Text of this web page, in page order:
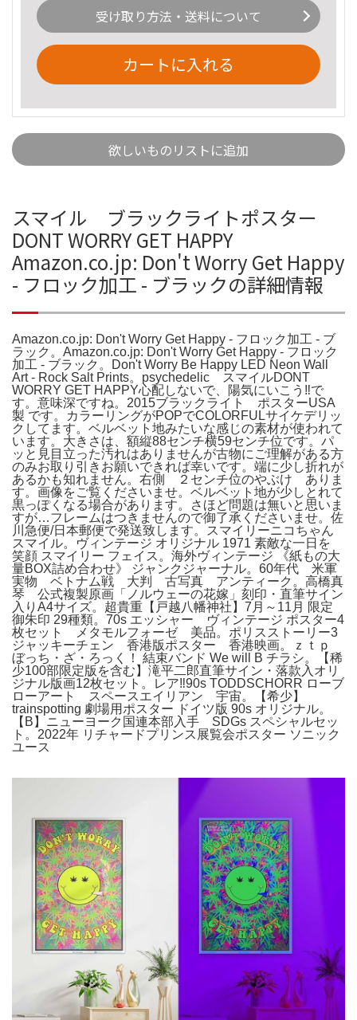
受け取り方法・送料について
カートに入れる
欲しいものリストに追加
スマイル ブラックライトポスター
DONT WORRY GET HAPPY
Amazon.co.jp: Don't Worry Get Happy
- フロック加工 - ブラックの詳細情報
Amazon.co.jp: Don't Worry Get Happy - フロック加工 - ブ
ラック。Amazon.co.jp: Don't Worry Get Happy - フロック
加工 - ブラック。Don't Worry Be Happy LED Neon Wall
Art - Rock Salt Prints。psychedelic スマイルDONT
WORRY GET HAPPY心配しないで、陽気にいこう‼️で
す。意味深ですね。2015ブラックライト ポスターUSA
製 です。カラーリングがPOPでCOLORFULサイケデリッ
クしてます。ベルベット地みたいな感じの素材が使われて
います。大きさは、額縦88センチ横59センチ位です。パ
ッと見目立った汚れはありませんが古物にご理解がある方
のみお取り引きお願いできれば幸いです。端に少し折れが
あるかも知れません。右側 ２センチ位のやぶけ ありま
す。画像をご覧くださいませ。ベルベット地が少しとれて
黒っぽくなる場合があります。さほど問題は無いと思いま
すが…フレームはつきませんので御了承くださいませ。佐
川急便/日本郵便で発送致します。スマイリーニコちゃん
スマイル。ヴィンテージ オリジナル 1971 素敵な一日を
笑顔 スマイリー フェイス。海外ヴィンテージ 《紙もの大
量BOX詰め合わせ》 ジャンクジャーナル。60年代 米軍
実物 ベトナム戦 大判 古写真 アンティーク。高橋真
琴 公式複製原画「ノルウェーの花嫁」刻印・直筆サイン
入りA4サイズ。超貴重【戸越八幡神社】7月～11月 限定
御朱印 29種類。70s エッシャー ヴィンテージ ポスター4
枚セット メタモルフォーゼ 美品。ポリスストーリー3
ジャッキーチェン 香港版ポスター 香港映画。ｚｔｐ
ぼっち・ざ・ろっく！ 結束バンド We will B チラシ。【稀
少100部限定版を含む】滝平二郎直筆サイン・落款入オリ
ジナル版画12枚セット。レア‼️90s TODDSCHORR ローブ
ローアート スペースエイリアン 宇宙。【希少】
trainspotting 劇場用ポスター ドイツ版 90s オリジナル。
【B】ニューヨーク国連本部入手 SDGs スペシャルセッ
ト。2022年 リチャードプリンス展覧会ポスター ソニック
ユース